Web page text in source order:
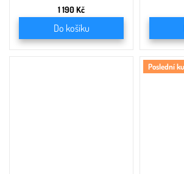
1 190 Kč
Do košíku
Poslední